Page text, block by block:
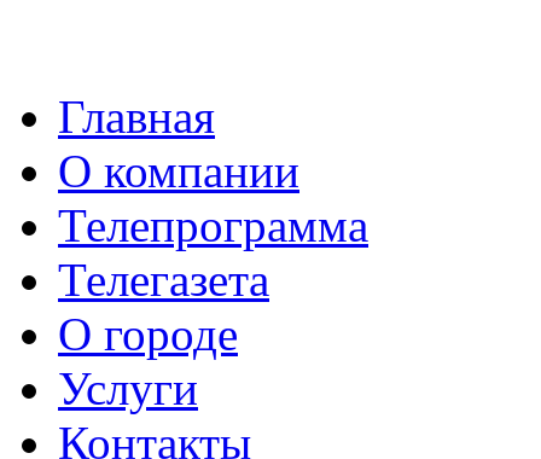
Главная
О компании
Телепрограмма
Телегазета
О городе
Услуги
Контакты